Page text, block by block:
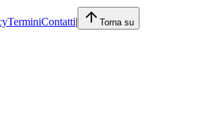
TerminiContatti| Torna su